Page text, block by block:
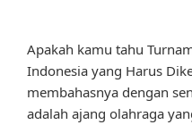
Apakah kamu tahu
Indonesia yang Harus
membahasnya dengan
adalah ajang olahraga